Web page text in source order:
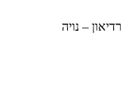
– נויה